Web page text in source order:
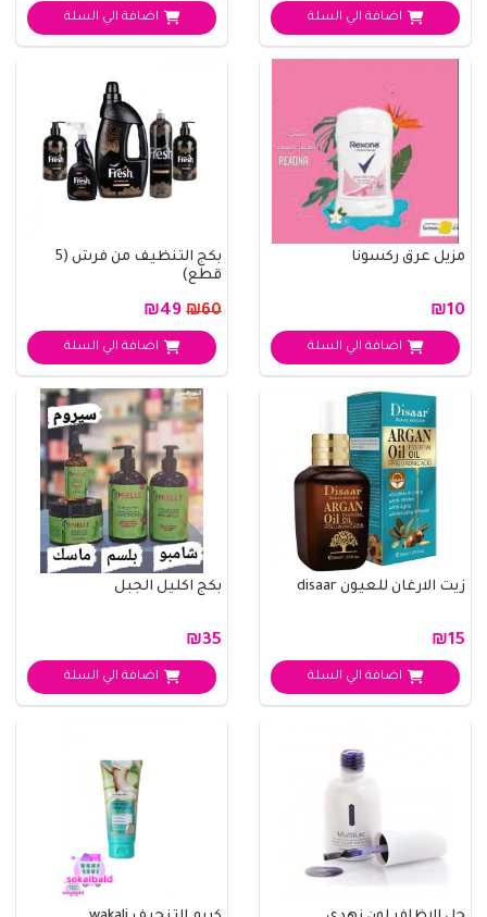
اضافة الي السلة اضافة الي السلة
مزيل عرق ركسونا
₪10
اضافة الي السلة
بكج التنظيف من فرش (5
قطع)
₪60
اضافة الي السلة
زيت الارغان للعيون disaar
₪15
اضافة الي السلة
بكج اكليل الجبل
₪35
اضافة الي السلة